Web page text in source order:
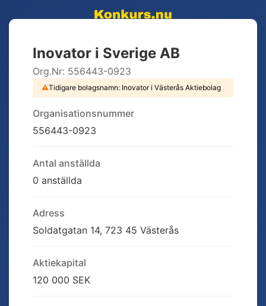
Inovator i Sverige AB
Org.Nr: 556443-0923
⚠Tidigare bolagsnamn: Inovator i Västerås Aktiebolag
Organisationsnummer
556443-0923
Antal anställda
0 anställda
Adress
Soldatgatan 14, 723 45 Västerås
Aktiekapital
120 000 SEK